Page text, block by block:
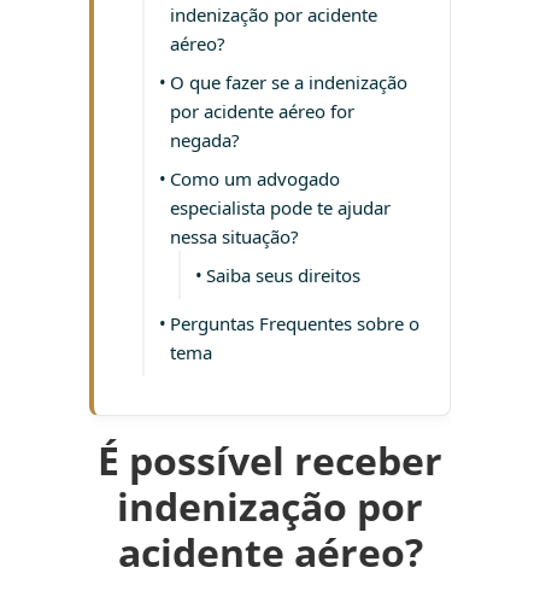
indenização por acidente
aéreo?
O que fazer se a indenização
por acidente aéreo for
negada?
Como um advogado
especialista pode te ajudar
nessa situação?
Saiba seus direitos
Perguntas Frequentes sobre o
tema
É possível receber
indenização por
acidente aéreo?